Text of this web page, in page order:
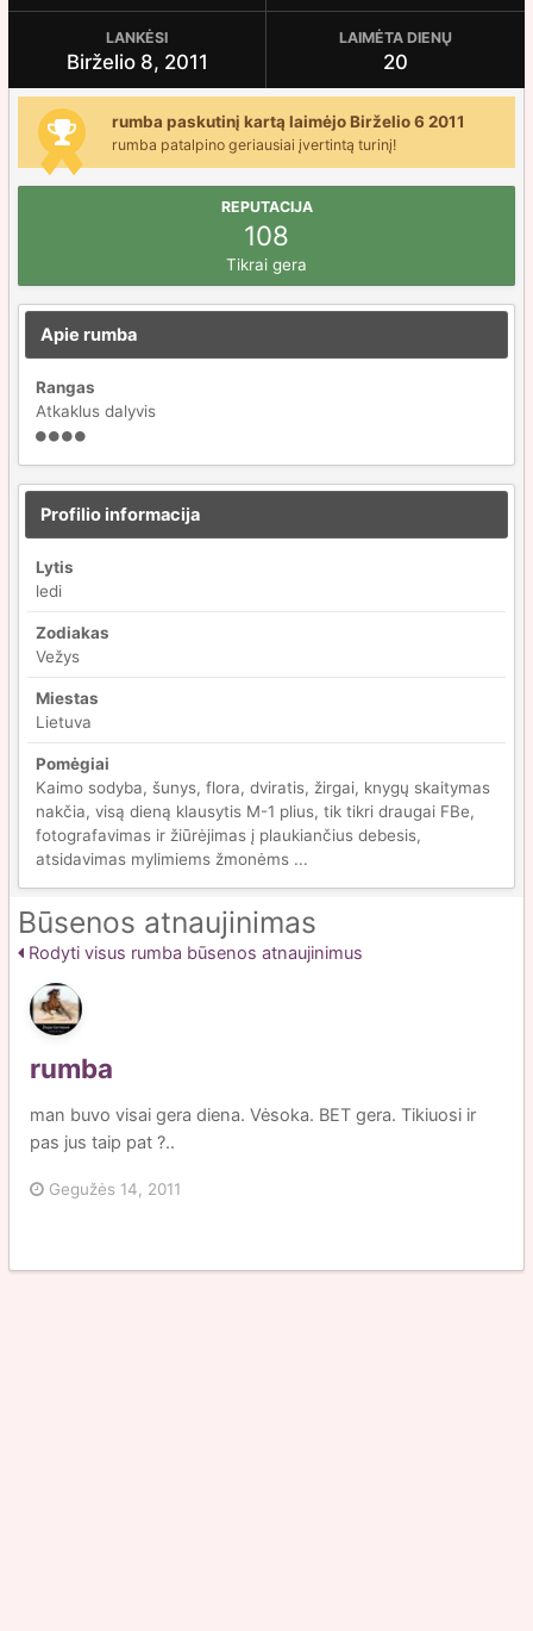
LANKĖSI
Birželio 8, 2011
LAIMĖTA DIENŲ
20
rumba paskutinį kartą laimėjo Birželio 6 2011
rumba patalpino geriausiai įvertintą turinį!
REPUTACIJA
108
Tikrai gera
Apie rumba
Rangas
Atkaklus dalyvis
Profilio informacija
Lytis
ledi
Zodiakas
Vežys
Miestas
Lietuva
Pomėgiai
Kaimo sodyba, šunys, flora, dviratis, žirgai, knygų skaitymas
nakčia, visą dieną klausytis M-1 plius, tik tikri draugai FBe,
fotografavimas ir žiūrėjimas į plaukiančius debesis,
atsidavimas mylimiems žmonėms ...
Būsenos atnaujinimas
Rodyti visus rumba būsenos atnaujinimus
rumba
man buvo visai gera diena. Vėsoka. BET gera. Tikiuosi ir
pas jus taip pat ?..
Gegužės 14, 2011